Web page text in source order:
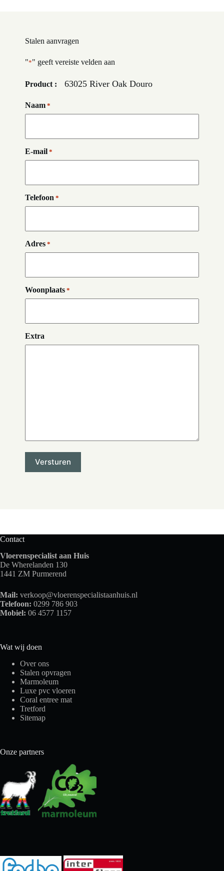
Stalen aanvragen
"*" geeft vereiste velden aan
Product : 63025 River Oak Douro
Naam *
E-mail *
Telefoon *
Adres *
Woonplaats *
Extra
Contact
Vloerenspecialist aan Huis
De Wherelanden 130
1441 ZM Purmerend
Mail: verkoop@vloerenspecialistaanhuis.nl
Telefoon: 0299 786 903
Mobiel: 06 4577 1157
Wat wij doen
Over ons
Stalen opvragen
Marmoleum
Luxe pvc vloeren
Coral entree mat
Tretford
Sitemap
Onze partners